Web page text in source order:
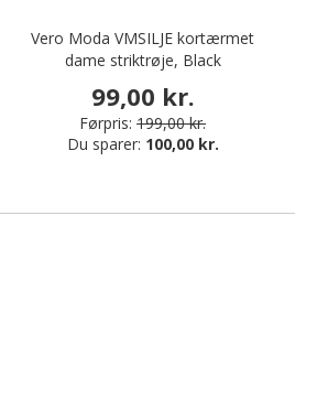
Vero Moda VMSILJE kortærmet
dame striktrøje, Black
99,00 kr.
Førpris: 199,00 kr.
Du sparer: 100,00 kr.